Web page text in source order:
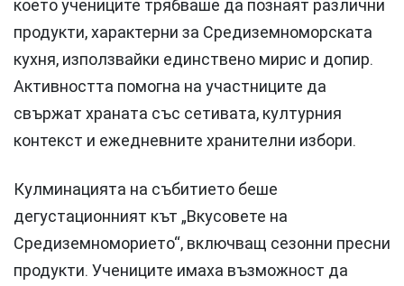
което учениците трябваше да познаят различни
продукти, характерни за Средиземноморската
кухня, използвайки единствено мирис и допир.
Активността помогна на участниците да
свържат храната със сетивата, културния
контекст и ежедневните хранителни избори.
Кулминацията на събитието беше
дегустационният кът „Вкусовете на
Средиземноморието“, включващ сезонни пресни
продукти. Учениците имаха възможност да